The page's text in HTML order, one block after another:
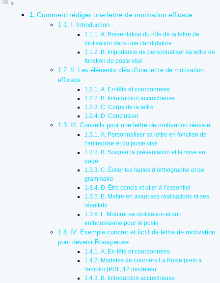
Comment rédiger une lettre de motivation efficace
I. Introduction
A. Présentation du rôle de la lettre de
motivation dans une candidature
B. Importance de personnaliser sa lettre en
fonction du poste visé
II. Les éléments clés d’une lettre de motivation
efficace
A. En-tête et coordonnées
B. Introduction accrocheuse
C. Corps de la lettre
D. Conclusion
III. Conseils pour une lettre de motivation réussie
A. Personnaliser sa lettre en fonction de
l’entreprise et du poste visé
B. Soigner la présentation et la mise en
page
C. Éviter les fautes d’orthographe et de
grammaire
D. Être concis et aller à l’essentiel
E. Mettre en avant ses réalisations et ses
résultats
F. Montrer sa motivation et son
enthousiasme pour le poste
IV. Exemple concret et fictif de lettre de motivation
pour devenir Brasqueuse
A. En-tête et coordonnées
Modeles de courriers La Poste prets a
l'emploi (PDF, 12 modeles)
B. Introduction accrocheuse